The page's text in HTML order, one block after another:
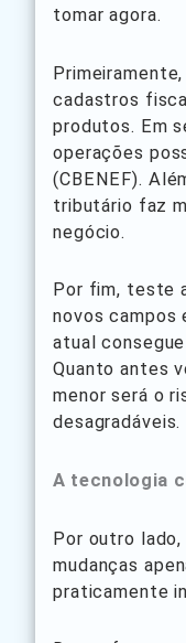
tomar agora.
cadastros
produtos. Em
operações
(CBENEF).
tributário faz
negócio.
Por fim, teste
novos campos
atual
Quanto antes
menor será o
desagradáveis.
A tecnologia
Por outro lado,
mudanças
praticamente